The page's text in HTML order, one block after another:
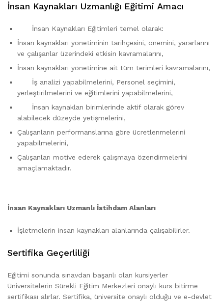
İnsan Kaynakları Uzmanlığı Eğitimi Amacı
İnsan Kaynakları Eğitimleri temel olarak:
İnsan kaynakları yönetiminin tarihçesini, önemini, yararlarını
ve çalışanlar üzerindeki etkisin kavramalarını,
İnsan kaynakları yönetimine ait tüm terimleri kavramalarını,
İş analizi yapabilmelerini, Personel seçimini,
yerleştirilmelerini ve eğitimlerini yapabilmelerini,
İnsan kaynakları birimlerinde aktif olarak görev
alabilecek düzeyde yetişmelerini,
Çalışanların performanslarına göre ücretlenmelerini
yapabilmelerini,
Çalışanları motive ederek çalışmaya özendirmelerini
amaçlamaktadır.
İnsan Kaynakları Uzmanlı İstihdam Alanları
İşletmelerin insan kaynakları alanlarında çalışabilirler.
Sertifika Geçerliliği
Eğitimi sonunda sınavdan başarılı olan kursiyerler
Üniversitelerin Sürekli Eğitim Merkezleri onaylı kurs bitirme
sertifikası alırlar. Sertifika, üniversite onaylı olduğu ve e-devlet